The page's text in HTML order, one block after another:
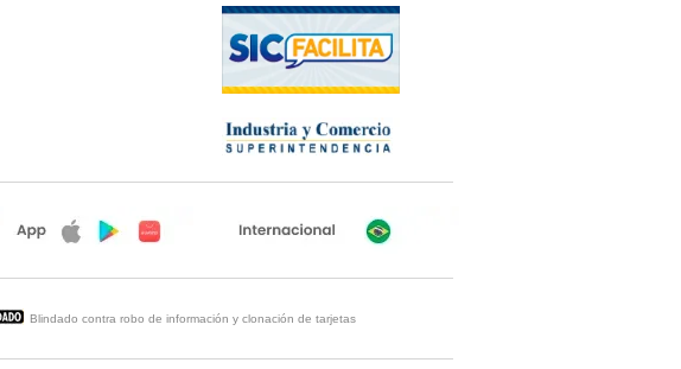
Blindado contra robo de información y clonación de tarjetas